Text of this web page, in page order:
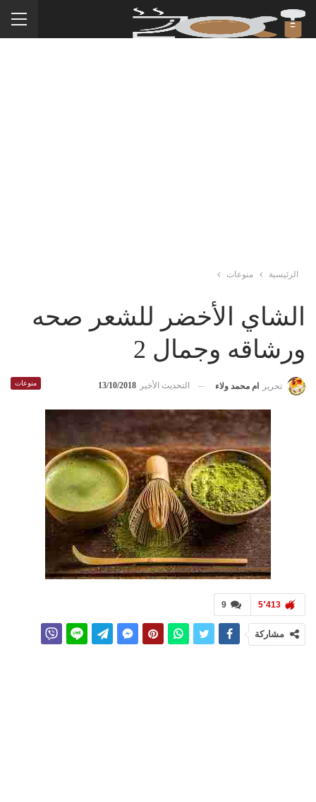
الرئيسية منوعات
الشاي الأخضر للشعر صحه
ورشاقه وجمال 2
منوعات تحرير ام محمد ولاء التحديث الأخير 13/10/2018
9 5٬413
مشاركة